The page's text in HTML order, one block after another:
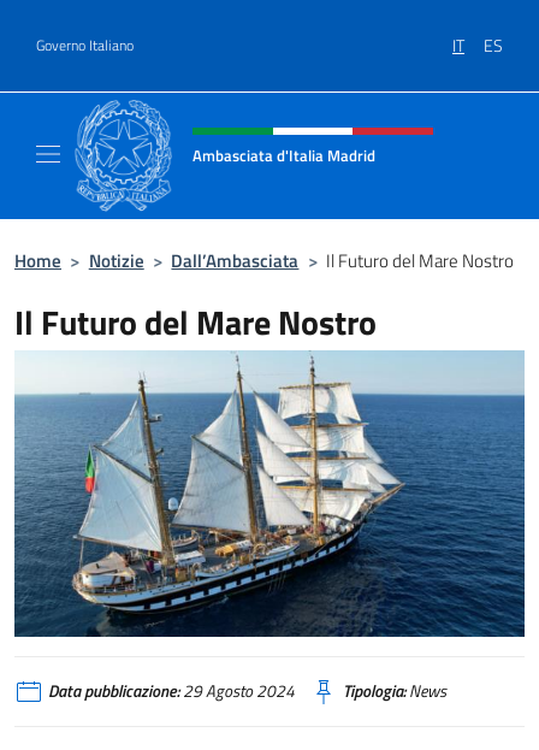
Governo Italiano IT ES
Intestazione sito, social e menù
Ambasciata d'Italia Madrid
Home > Notizie > Dall’Ambasciata > Il Futuro del Mare Nostro
Il Futuro del Mare Nostro
Data pubblicazione:29 Agosto 2024 Tipologia:News